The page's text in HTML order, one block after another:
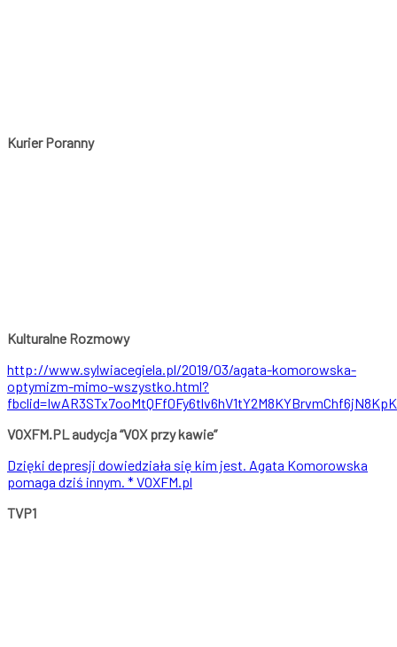
Kurier Poranny
Kulturalne Rozmowy
http://www.sylwiacegiela.pl/2019/03/agata-komorowska-
optymizm-mimo-wszystko.html?
VOXFM.PL audycja “VOX przy kawie”
Dzięki depresji dowiedziała się kim jest. Agata Komorowska
pomaga dziś innym. * VOXFM.pl
TVP1